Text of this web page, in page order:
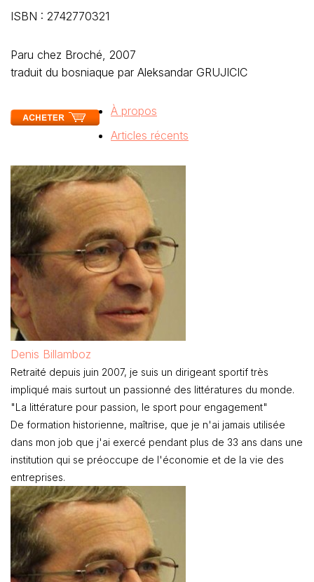
ISBN : 2742770321
Paru chez Broché, 2007
traduit du bosniaque par Aleksandar GRUJICIC
À propos
Articles récents
Denis Billamboz
Retraité depuis juin 2007, je suis un dirigeant sportif très
impliqué mais surtout un passionné des littératures du monde.
"La littérature pour passion, le sport pour engagement"
De formation historienne, maîtrise, que je n'ai jamais utilisée
dans mon job que j'ai exercé pendant plus de 33 ans dans une
institution qui se préoccupe de l'économie et de la vie des
entreprises.